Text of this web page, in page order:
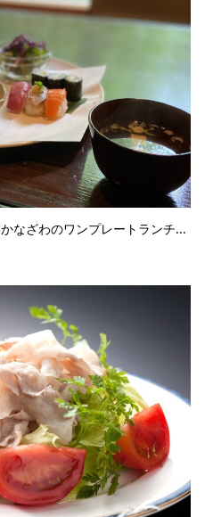
なざわのワンプレートランチ...